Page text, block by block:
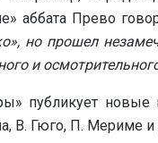
аббата Прево
но прошел
и
публикует
В. Гюго, П. Мериме и